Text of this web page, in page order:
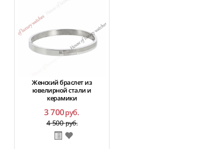
Женский браслет из
ювелирной стали и
керамики
3 700руб.
4 500руб.